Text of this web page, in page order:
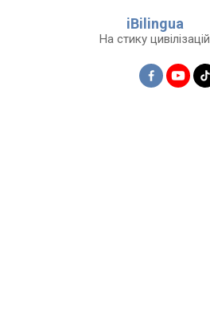
iBilingua
На стику цивілізацій